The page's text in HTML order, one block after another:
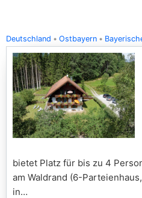
Deutschland Ostbayern
bietet Platz für bis zu 4
am Waldrand (6-
in